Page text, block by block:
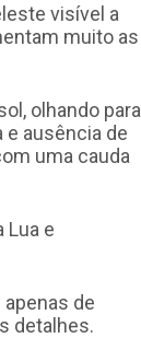
visível a
muito as
olhando para
e ausência de
uma cauda
Lua e
de
detalhes.